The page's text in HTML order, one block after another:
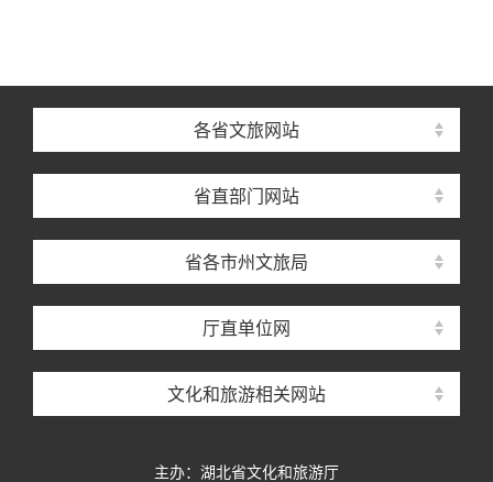
各省文旅网站
省直部门网站
省各市州文旅局
厅直单位网
文化和旅游相关网站
主办：湖北省文化和旅游厅